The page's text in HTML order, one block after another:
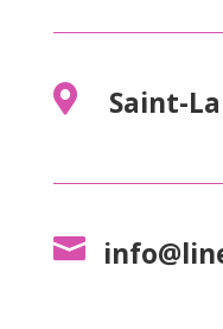
 Saint-
